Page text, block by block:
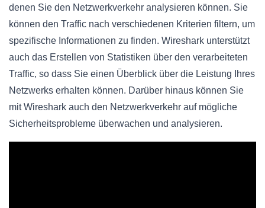
denen Sie den Netzwerkverkehr analysieren können. Sie
können den Traffic nach verschiedenen Kriterien filtern, um
spezifische Informationen zu finden. Wireshark unterstützt
auch das Erstellen von Statistiken über den verarbeiteten
Traffic, so dass Sie einen Überblick über die Leistung Ihres
Netzwerks erhalten können. Darüber hinaus können Sie
mit Wireshark auch den Netzwerkverkehr auf mögliche
Sicherheitsprobleme überwachen und analysieren.